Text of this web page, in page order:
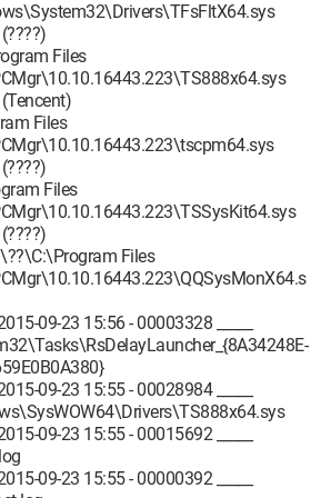
Files
Files
Files
Files
09-23 15:56 - 00003328 _____
09-23 15:55 - 00028984 _____
09-23 15:55 - 00015692 _____
09-23 15:55 - 00000392 _____